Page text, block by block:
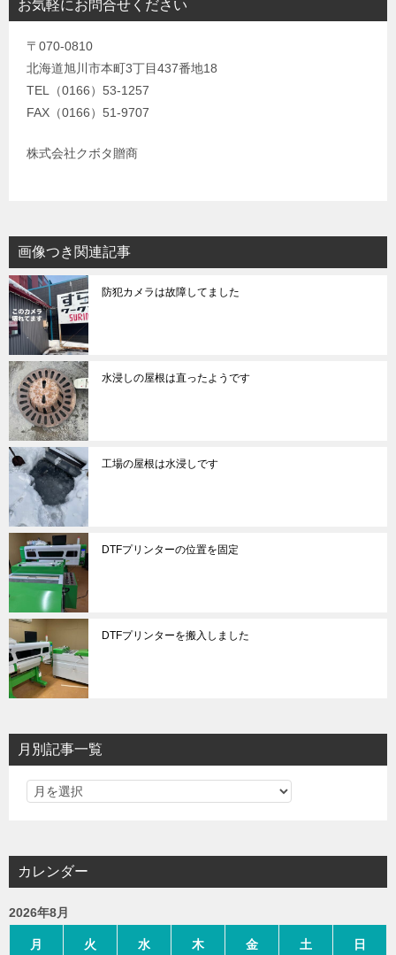
お気軽にお問合せください
〒070-0810
北海道旭川市本町3丁目437番地18
TEL（0166）53-1257
FAX（0166）51-9707
株式会社クボタ贈商
画像つき関連記事
防犯カメラは故障してました
水浸しの屋根は直ったようです
工場の屋根は水浸しです
DTFプリンターの位置を固定
DTFプリンターを搬入しました
月別記事一覧
カレンダー
2026年8月
月 火 水 木 金 土 日